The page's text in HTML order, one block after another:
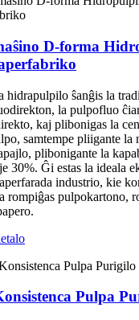
D-forma
hidrapulpilo ŝanĝis la
la pulpofluo
kaj plibonigas la
samtempe pliigante la
plibonigante la
30%. Ĝi estas la ideala
industrio, kie
rompiĝas pulpokartono,
Pulpa